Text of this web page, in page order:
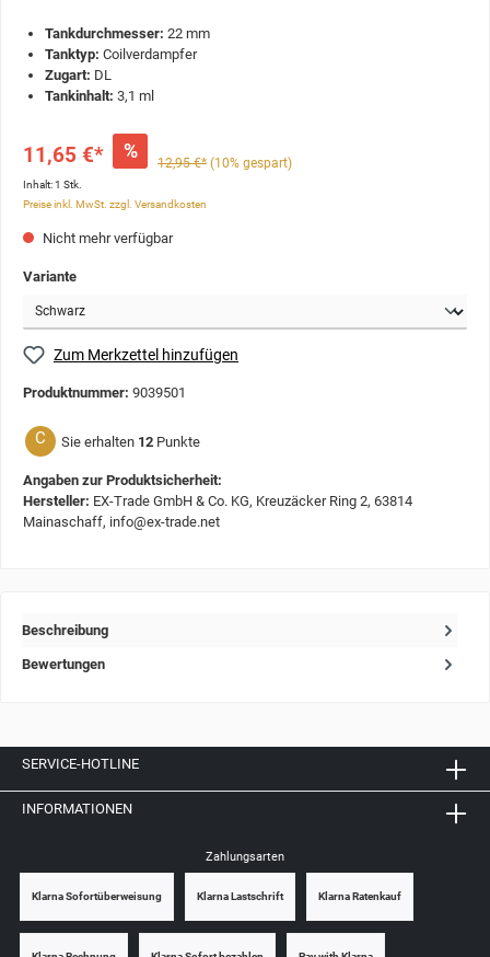
Tankdurchmesser: 22 mm
Tanktyp: Coilverdampfer
Zugart: DL
Tankinhalt: 3,1 ml
11,65 €* %
12,95 €* (10% gespart)
Inhalt:1 Stk.
Preise inkl. MwSt. zzgl. Versandkosten
Nicht mehr verfügbar
Variante
Zum Merkzettel hinzufügen
Produktnummer: 9039501
C Sie erhalten 12 Punkte
Angaben zur Produktsicherheit:
Hersteller: EX-Trade GmbH & Co. KG, Kreuzäcker Ring 2, 63814
Mainaschaff, info@ex-trade.net
Beschreibung
Bewertungen
SERVICE-HOTLINE
INFORMATIONEN
Zahlungsarten
Klarna Sofortüberweisung Klarna Lastschrift Klarna Ratenkauf